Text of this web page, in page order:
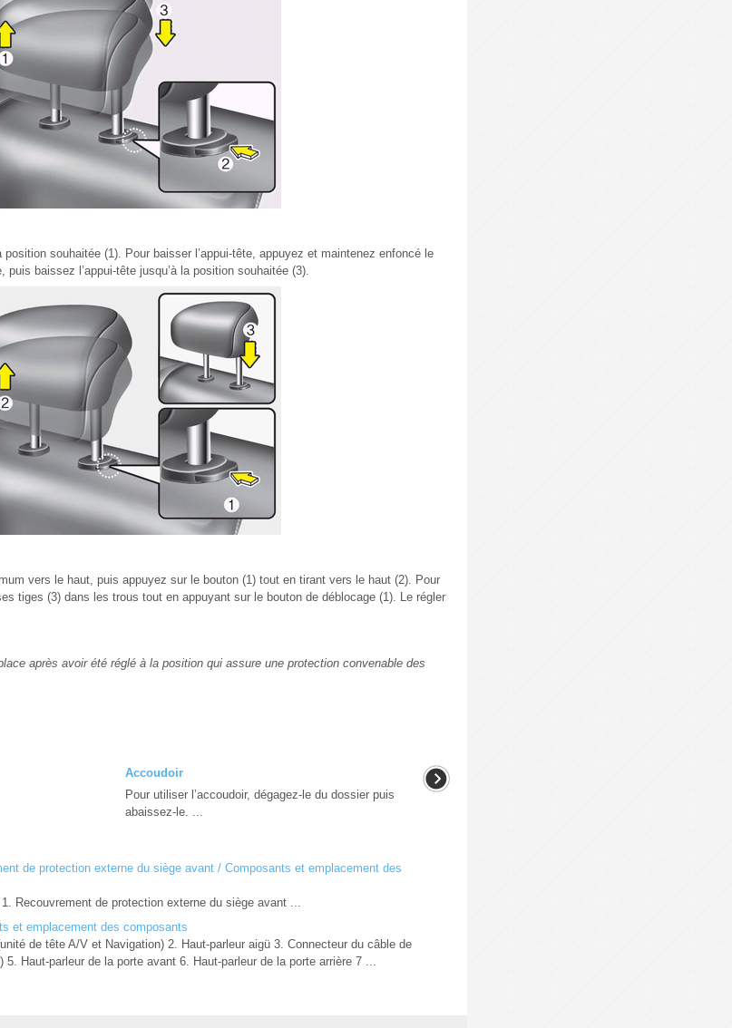
position souhaitée (1). Pour baisser l’appui-tête, appuyez et maintenez enfoncé le
puis baissez l’appui-tête jusqu’à la position souhaitée (3).
vers le haut, puis appuyez sur le bouton (1) tout en tirant vers le haut (2). Pour
tiges (3) dans les trous tout en appuyant sur le bouton de déblocage (1). Le régler
après avoir été réglé à la position qui assure une protection convenable des
Accoudoir
Pour utiliser l’accoudoir, dégagez-le du dossier puis
abaissez-le. ...
de protection externe du siège avant / Composants et emplacement des
Recouvrement de protection externe du siège avant ...
et emplacement des composants
de tête A/V et Navigation) 2. Haut-parleur aigü 3. Connecteur du câble de
5. Haut-parleur de la porte avant 6. Haut-parleur de la porte arrière 7 ...